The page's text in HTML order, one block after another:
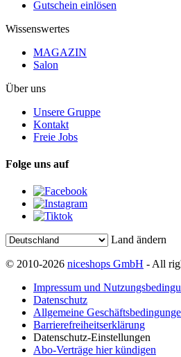
Gutschein einlösen
Wissenswertes
MAGAZIN
Salon
Über uns
Unsere Gruppe
Kontakt
Freie Jobs
Folge uns auf
Land ändern
© 2010-2026 niceshops GmbH - All
Impressum und
Datenschutz
Allgemeine
Barrierefreiheitserklärung
Datenschutz-Einstellungen
Abo-Verträge hier kündigen